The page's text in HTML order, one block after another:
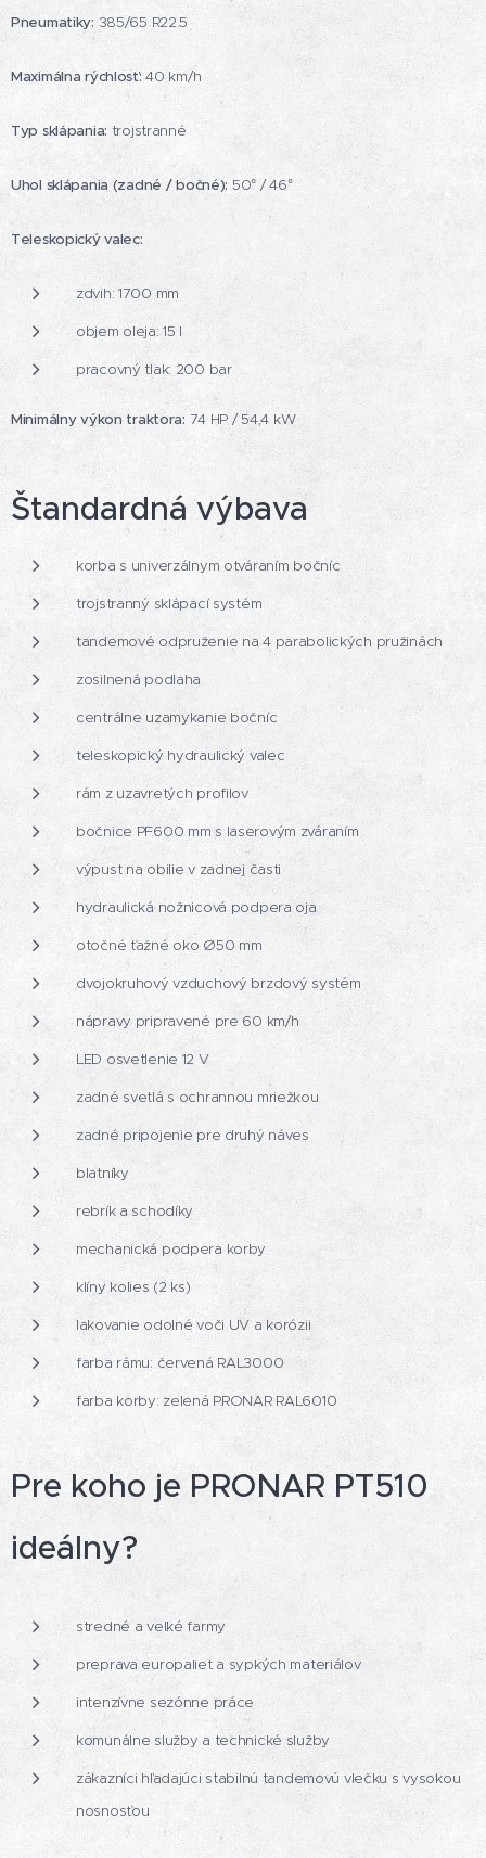
Pneumatiky: 385/65 R22.5
Maximálna rýchlosť: 40 km/h
Typ sklápania: trojstranné
Uhol sklápania (zadné / bočné): 50° / 46°
Teleskopický valec:
zdvih: 1700 mm
objem oleja: 15 l
pracovný tlak: 200 bar
Minimálny výkon traktora: 74 HP / 54,4 kW
Štandardná výbava
korba s univerzálnym otváraním bočníc
trojstranný sklápací systém
tandemové odpruženie na 4 parabolických pružinách
zosilnená podlaha
centrálne uzamykanie bočníc
teleskopický hydraulický valec
rám z uzavretých profilov
bočnice PF600 mm s laserovým zváraním
výpust na obilie v zadnej časti
hydraulická nožnicová podpera oja
otočné ťažné oko Ø50 mm
dvojokruhový vzduchový brzdový systém
nápravy pripravené pre 60 km/h
LED osvetlenie 12 V
zadné svetlá s ochrannou mriežkou
zadné pripojenie pre druhý náves
blatníky
rebrík a schodíky
mechanická podpera korby
klíny kolies (2 ks)
lakovanie odolné voči UV a korózii
farba rámu: červená RAL3000
farba korby: zelená PRONAR RAL6010
Pre koho je PRONAR PT510
ideálny?
stredné a veľké farmy
preprava europaliet a sypkých materiálov
intenzívne sezónne práce
komunálne služby a technické služby
zákazníci hľadajúci stabilnú tandemovú vlečku s vysokou
nosnosťou